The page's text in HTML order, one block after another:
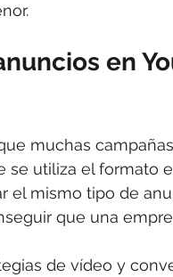
en
muchas
se utiliza el formato
el mismo tipo de
que una
de vídeo y